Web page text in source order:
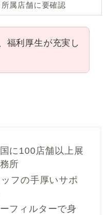
属店舗に要確認
福利厚生が充実し
に100店舗以上展
所
フの手厚いサポ
フィルターで身